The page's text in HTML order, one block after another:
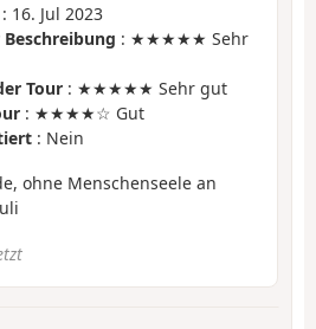
: 16. Jul 2023
: ★★★★★ Sehr
Tour : ★★★★★ Sehr gut
: ★★★★☆ Gut
: Nein
ohne Menschenseele an